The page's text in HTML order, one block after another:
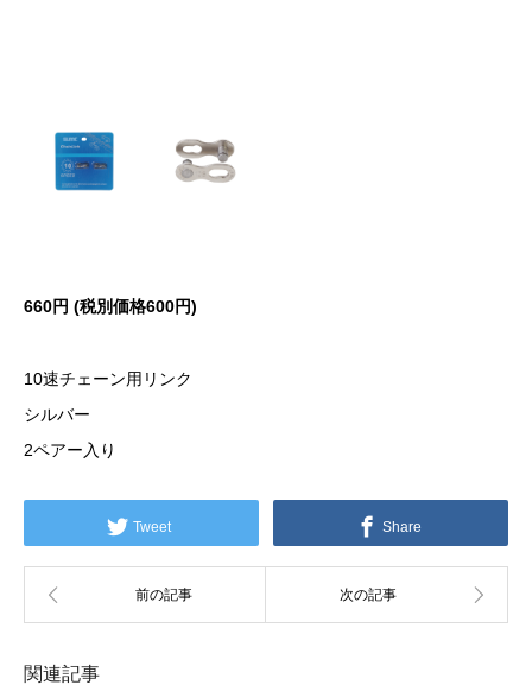
660円 (税別価格600円)
10速チェーン用リンク
シルバー
2ペアー入り
Tweet Share
関連記事